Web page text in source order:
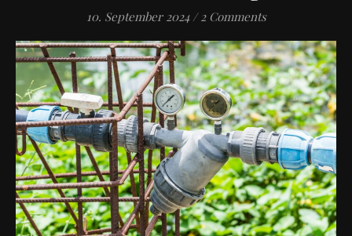
10. September 2024 / 2 Comments